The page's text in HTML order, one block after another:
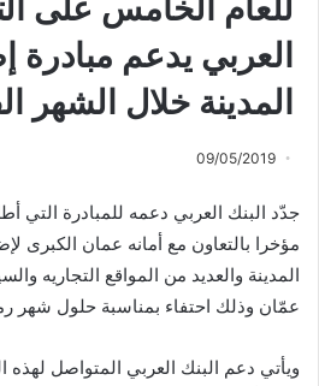
للعام الخامس على
العربي يدعم
المدينة خلال الشهر
09/05/2019
جدّد البنك العربي دعمه للمبادرة التي
مؤخرا بالتعاون مع أمانه عمان الكبرى
المدينة والعديد من المواقع التجاريه
عمّان وذلك احتفاء بمناسبة حلول شهر
ويأتي دعم البنك العربي المتواصل لهذه